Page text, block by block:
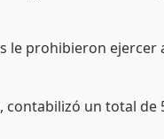
le prohibieron ejercer
contabilizó un total